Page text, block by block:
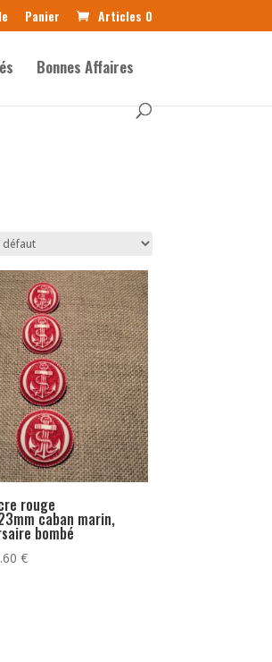
Panier Articles 0
Bonnes Affaires
rouge
caban marin,
bombé
€Plage